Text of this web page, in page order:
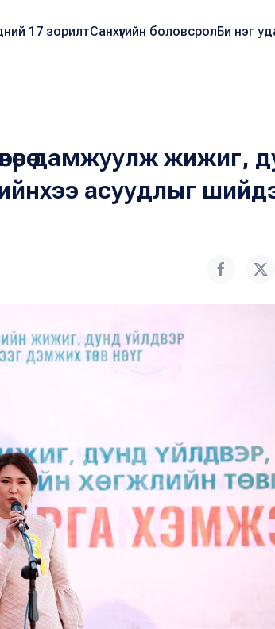
17 зорилтСанхүүгийн боловсролБи нэг
дамжуулж жижиг,
асуудлыг